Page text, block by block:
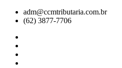
adm@ccmtributaria.com.br
(62) 3877-7706